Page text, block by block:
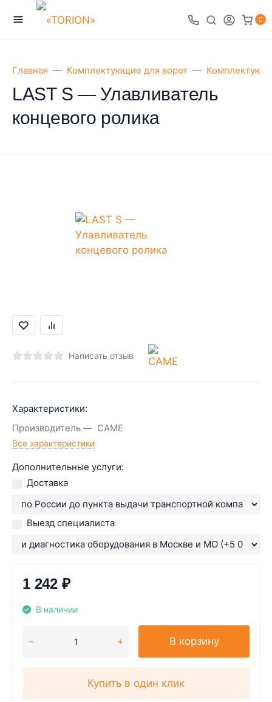
0
Главная Комплектующие для ворот
LAST S — Улавливатель
концевого ролика
Написать отзыв
Характеристики:
Производитель
CAME
Все характеристики
Дополнительные услуги:
Доставка
Выезд специалиста
1 242 ₽
В наличии
В корзину
Купить в один клик